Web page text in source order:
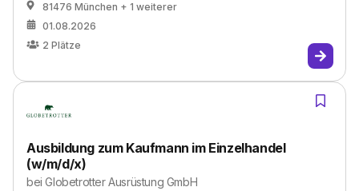
81476 München + 1 weiterer
01.08.2026
2 Plätze
Ausbildung zum Kaufmann im Einzelhandel
(w/m/d/x)
beiGlobetrotter Ausrüstung GmbH